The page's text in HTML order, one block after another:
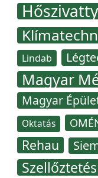
Lindab
Magyar
Magyar
Oktatás
Rehau
Szellőztetés